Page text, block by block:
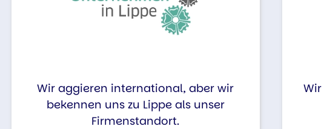
Wir aggieren international, aber wir
bekennen uns zu Lippe als unser
Firmenstandort.